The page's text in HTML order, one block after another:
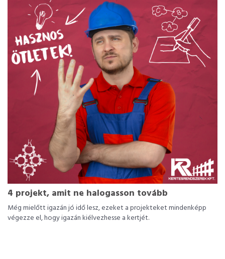
4 projekt, amit ne halogasson tovább
Még mielőtt igazán jó idő lesz, ezeket a projekteket mindenképp
végezze el, hogy igazán kiélvezhesse a kertjét.